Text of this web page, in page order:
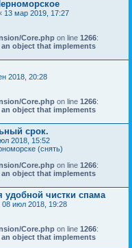
13 мар 2019, 17:27
Core.php on line 1266:
object that implements
2018, 20:28
Core.php on line 1266:
object that implements
срок.
2018, 15:52
(снять)
Core.php on line 1266:
object that implements
удобной чистки спама
08 июл 2018, 19:28
Core.php on line 1266:
object that implements